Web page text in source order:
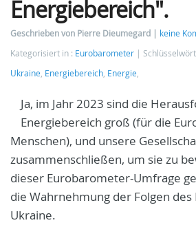
Energiebereich".
Geschrieben von Pierre Dieumegard
keine
Kategorisiert in : Eurobarometer
Ukraine Energiebereich Energie
Ja, im Jahr 2023 sind die
Energiebereich groß (für die
Menschen), und unsere
zusammenschließen, um sie zu
dieser Eurobarometer-Umfrage
die Wahrnehmung der Folgen des
Ukraine.